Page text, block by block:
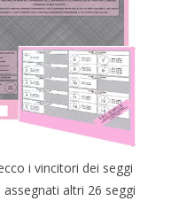
i vincitori dei seggi
altri 26 seggi